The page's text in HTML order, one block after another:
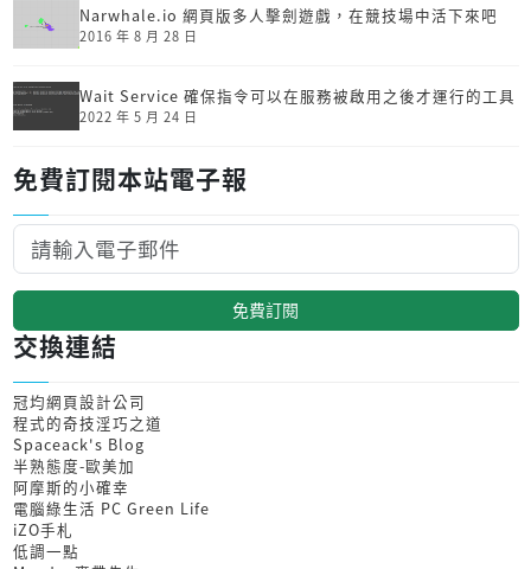
Narwhale.io 網頁版多人擊劍遊戲，在競技場中活下來吧
2016 年 8 月 28 日
Wait Service 確保指令可以在服務被啟用之後才運行的工具
2022 年 5 月 24 日
免費訂閱本站電子報
免費訂閱
交換連結
冠均網頁設計公司
程式的奇技淫巧之道
Spaceack's Blog
半熟態度-歐美加
阿摩斯的小確幸
電腦綠生活 PC Green Life
iZO手札
低調一點